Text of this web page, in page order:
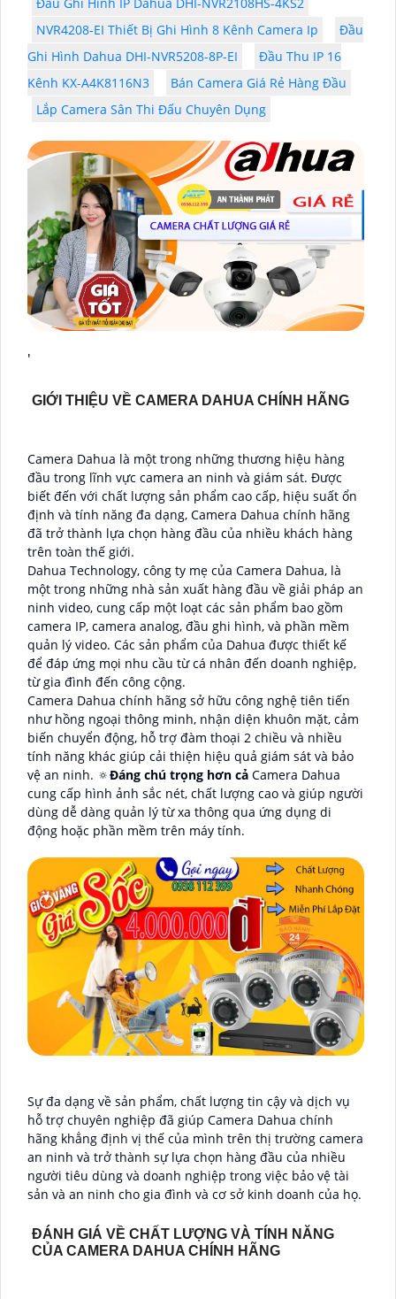
NVR4208-EI Thiết Bị Ghi Hình 8 Kênh Camera Ip
Đầu
Ghi Hình Dahua DHI-NVR5208-8P-EI
Đầu Thu IP 16
Kênh KX-A4K8116N3
Bán Camera Giá Rẻ Hàng Đầu
Lắp Camera Sân Thi Đấu Chuyên Dụng
'
GIỚI THIỆU VỀ CAMERA DAHUA CHÍNH HÃNG
Camera Dahua là một trong những thương hiệu hàng
đầu trong lĩnh vực camera an ninh và giám sát. Được
biết đến với chất lượng sản phẩm cao cấp, hiệu suất ổn
định và tính năng đa dạng, Camera Dahua chính hãng
đã trở thành lựa chọn hàng đầu của nhiều khách hàng
trên toàn thế giới.
Dahua Technology, công ty mẹ của Camera Dahua, là
một trong những nhà sản xuất hàng đầu về giải pháp an
ninh video, cung cấp một loạt các sản phẩm bao gồm
camera IP, camera analog, đầu ghi hình, và phần mềm
quản lý video. Các sản phẩm của Dahua được thiết kế
để đáp ứng mọi nhu cầu từ cá nhân đến doanh nghiệp,
từ gia đình đến công cộng.
Camera Dahua chính hãng sở hữu công nghệ tiên tiến
như hồng ngoại thông minh, nhận diện khuôn mặt, cảm
biến chuyển động, hỗ trợ đàm thoại 2 chiều và nhiều
tính năng khác giúp cải thiện hiệu quả giám sát và bảo
vệ an ninh. 🔅Đáng chú trọng hơn cả Camera Dahua
cung cấp hình ảnh sắc nét, chất lượng cao và giúp người
dùng dễ dàng quản lý từ xa thông qua ứng dụng di
động hoặc phần mềm trên máy tính.
Sự đa dạng về sản phẩm, chất lượng tin cậy và dịch vụ
hỗ trợ chuyên nghiệp đã giúp Camera Dahua chính
hãng khẳng định vị thế của mình trên thị trường camera
an ninh và trở thành sự lựa chọn hàng đầu của nhiều
người tiêu dùng và doanh nghiệp trong việc bảo vệ tài
sản và an ninh cho gia đình và cơ sở kinh doanh của họ.
ĐÁNH GIÁ VỀ CHẤT LƯỢNG VÀ TÍNH NĂNG
CỦA CAMERA DAHUA CHÍNH HÃNG